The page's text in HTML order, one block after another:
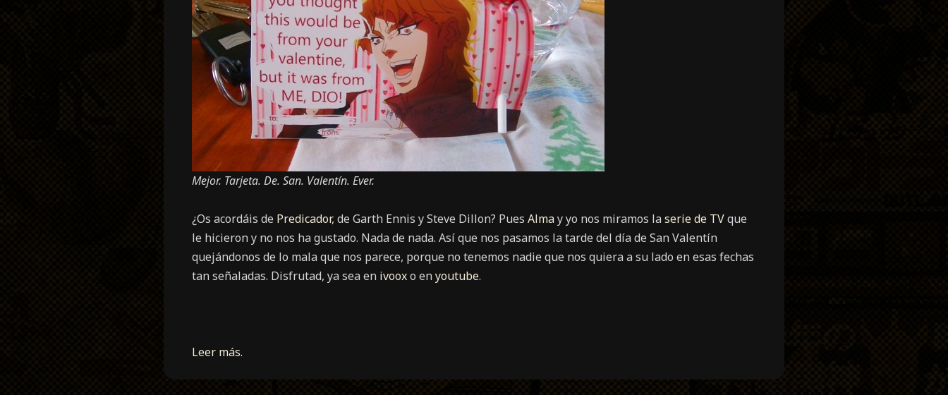
Mejor. Tarjeta. De. San. Valentín. Ever.
¿Os acordáis de Predicador, de Garth Ennis y Steve Dillon? Pues Almay yo nos miramos laserie de TVque
le hicieron y no nos ha gustado. Nada de nada. Así que nos pasamos la tarde del día de San Valentín
quejándonos de lo mala que nos parece, porque no tenemos nadie que nos quiera a su lado en esas fechas
tan señaladas. Disfrutad, ya sea en ivooxo enyoutube.
Leer más.